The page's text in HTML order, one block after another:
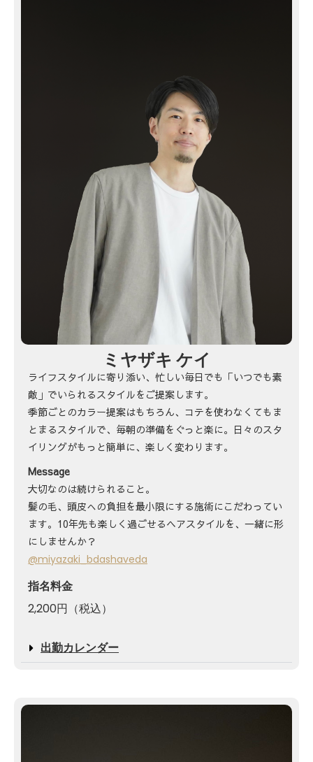
ミヤザキ ケイ
ライフスタイルに寄り添い、忙しい毎日でも「いつでも素
敵」でいられるスタイルをご提案します。
季節ごとのカラー提案はもちろん、コテを使わなくてもま
とまるスタイルで、毎朝の準備をぐっと楽に。日々のスタ
イリングがもっと簡単に、楽しく変わります。
Message
大切なのは続けられること。
髪の毛、頭皮への負担を最小限にする施術にこだわってい
ます。10年先も楽しく過ごせるヘアスタイルを、一緒に形
にしませんか？
@miyazaki_bdashaveda
指名料金
2,200円（税込）
出勤カレンダー